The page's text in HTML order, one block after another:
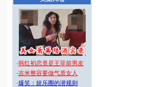
·韩红初恋竟是王菲前男友
·吉米整容要做气质女人
·爆笑：娱乐圈的潜规则